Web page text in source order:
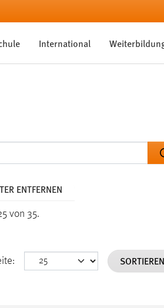
International
ENTFERNEN
von 35.